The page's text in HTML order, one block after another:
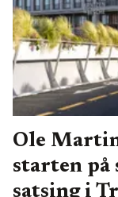
Ole
starten på
satsing i